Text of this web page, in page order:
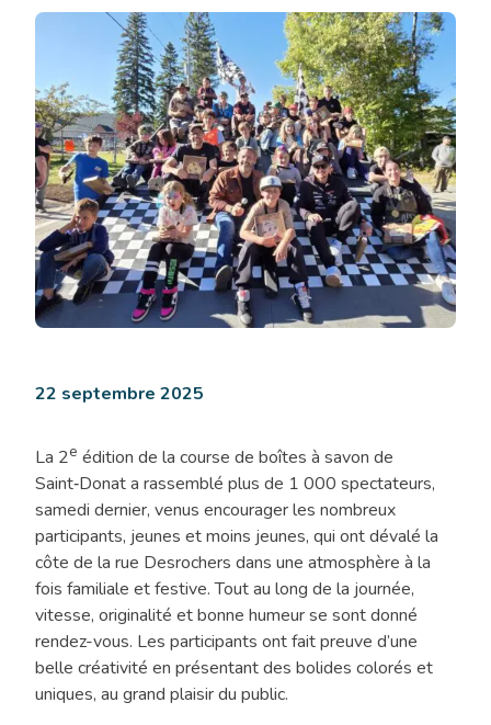
foule
la
2e
édition
de
la
course
de
boîtes
à
savon
22 septembre 2025
La 2e édition de la course de boîtes à savon de
Saint‑Donat a rassemblé plus de 1 000 spectateurs,
samedi dernier, venus encourager les nombreux
participants, jeunes et moins jeunes, qui ont dévalé la
côte de la rue Desrochers dans une atmosphère à la
fois familiale et festive. Tout au long de la journée,
vitesse, originalité et bonne humeur se sont donné
rendez-vous. Les participants ont fait preuve d’une
belle créativité en présentant des bolides colorés et
uniques, au grand plaisir du public.